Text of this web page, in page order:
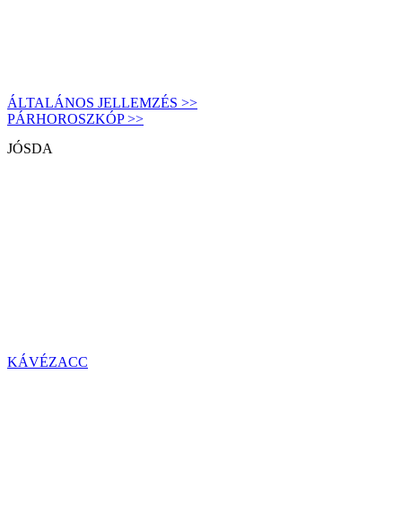
ÁLTALÁNOS JELLEMZÉS >>
PÁRHOROSZKÓP >>
JÓSDA
KÁVÉZACC